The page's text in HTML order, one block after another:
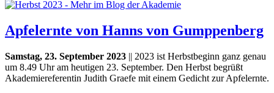
Apfelernte von Hanns von Gumppenberg
Samstag, 23. September 2023 || 2023 ist Herbstbeginn ganz genau
um 8.49 Uhr am heutigen 23. September. Den Herbst begrüßt
Akademiereferentin Judith Graefe mit einem Gedicht zur Apfelernte.